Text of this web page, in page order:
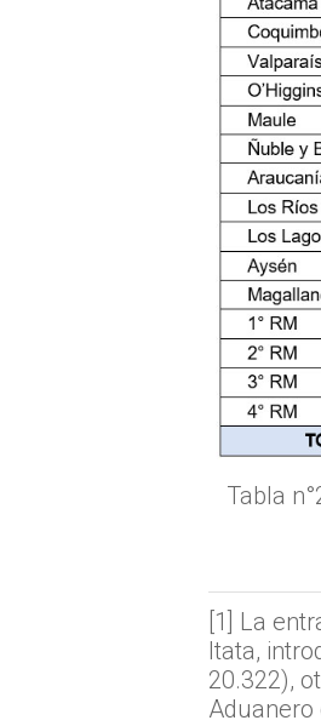
Tabla
[1] La
Itata,
20.322),
Aduanero